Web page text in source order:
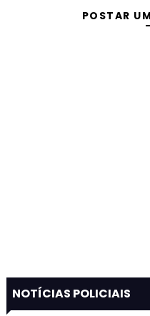
POSTAR
NOTÍCIAS POLICIAIS